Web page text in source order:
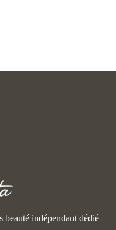
beauté indépendant dédié